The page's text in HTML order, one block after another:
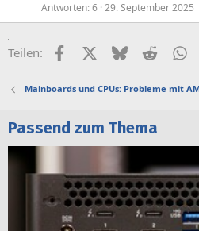
Antworten 6 29. September 2025
Teilen: FacebookX (Twitter)
BlueskyReddit
Mainboards und CPUs: Probleme mit
Passend zum Thema